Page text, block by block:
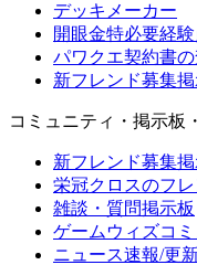
デッキメーカー
開眼金特必要経
パワクエ契約書
新フレンド募集掲
コミュニティ・掲示板
新フレンド募集掲
栄冠クロスのフ
雑談・質問掲示板
ゲームウィズコミ
ニュース速報/更